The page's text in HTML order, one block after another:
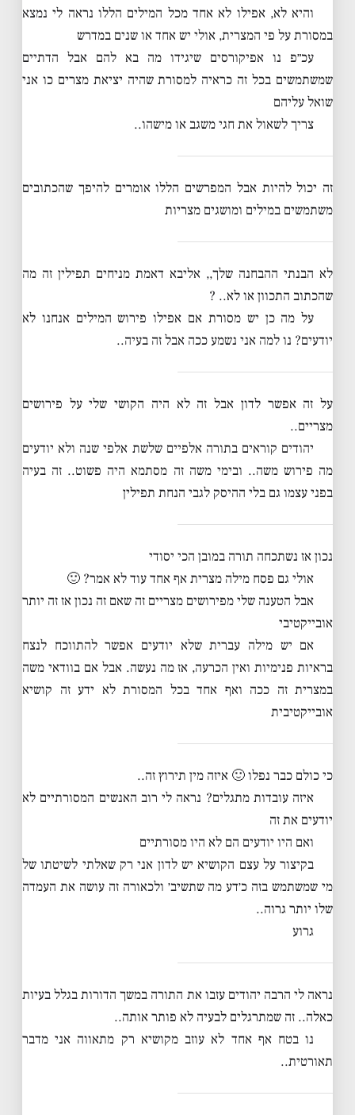
והיא לא, אפילו לא אחד מכל המילים הללו נראה לי נמצא
במסורת על פי המצרית, אולי יש אחד או שנים במדרש
עכ״פ נו אפיקורסים שיגידו מה בא להם אבל הדתיים
שמשתמשים בכל זה כראיה למסורת שהיה יציאת מצרים כו אני
שואל עליהם
צריך לשאול את חגי משגב או מישהו..
זה יכול להיות אבל המפרשים הללו אומרים להיפך שהכתובים
משתמשים במילים ומושגים מצריות
לא הבנתי ההבחנה שלך,, אליבא דאמת מניחים תפילין זה מה
שהכתוב התכוון או לא.. ?
על מה כן יש מסורת אם אפילו פירוש המילים אנחנו לא
יודעים? נו למה אני נשמע ככה אבל זה בעיה..
על זה אפשר לדון אבל זה לא היה הקושי שלי על פירושים
מצריים..
יהודים קוראים בתורה אלפיים שלשת אלפי שנה ולא יודעים
מה פירוש משה.. ובימי משה זה מסתמא היה פשוט.. זה בעיה
בפני עצמו גם בלי ההיסק לגבי הנחת תפילין
נכון אז נשתכחה תורה במובן הכי יסודי
אולי גם פסח מילה מצרית אף אחד עוד לא אמר? 🙂
אבל הטענה שלי מפירושים מצריים זה שאם זה נכון אז זה יותר
אובייקטיבי
אם יש מילה עברית שלא יודעים אפשר להתווכח לנצח
בראיות פנימיות ואין הכרעה, אז מה נעשה. אבל אם בוודאי משה
במצרית זה ככה ואף אחד בכל המסורת לא ידע זה קושיא
אובייקטיבית
כי כולם כבר נפלו 🙂 איזה מין תירוץ זה..
איזה עובדות מתגלים? נראה לי רוב האנשים המסורתיים לא
יודעים את זה
ואם היו יודעים הם לא היו מסורתיים
בקיצור על עצם הקושיא יש לדון אני רק שאלתי לשיטתו של
מי שמשתמש בזה כ׳דע מה שתשיב׳ ולכאורה זה עושה את העמדה
שלו יותר גרוה..
גרוע
נראה לי הרבה יהודים עזבו את התורה במשך הדורות בגלל בעיות
כאלה.. זה שמתרגלים לבעיה לא פותר אותה..
נו בטח אף אחד לא עוזב מקושיא רק מתאווה אני מדבר
תאורטית..